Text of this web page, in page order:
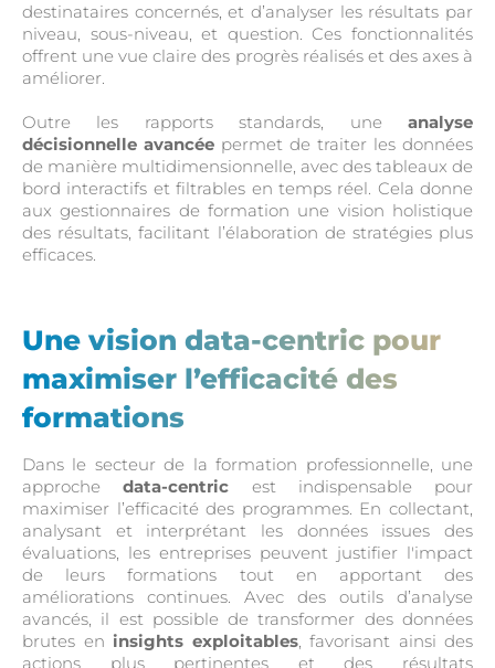
destinataires concernés, et d’analyser les résultats par
niveau, sous-niveau, et question. Ces fonctionnalités
offrent une vue claire des progrès réalisés et des axes à
améliorer.
Outre les rapports standards, une analyse
décisionnelle avancée permet de traiter les données
de manière multidimensionnelle, avec des tableaux de
bord interactifs et filtrables en temps réel. Cela donne
aux gestionnaires de formation une vision holistique
des résultats, facilitant l’élaboration de stratégies plus
efficaces.
Une vision data-centric pour
maximiser l’efficacité des
formations
Dans le secteur de la formation professionnelle, une
approchedata-centric est indispensable pour
maximiser l’efficacité des programmes. En collectant,
analysant et interprétant les données issues des
évaluations, les entreprises peuvent justifier l'impact
de leurs formations tout en apportant des
améliorations continues. Avec des outils d’analyse
avancés, il est possible de transformer des données
brutes en insights exploitables, favorisant ainsi des
actions plus pertinentes et des résultats